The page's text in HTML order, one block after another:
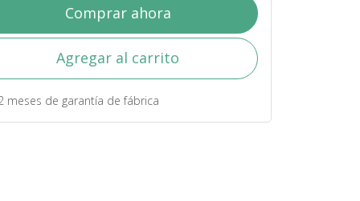
Comprar ahora
Agregar al carrito
meses de garantía de fábrica